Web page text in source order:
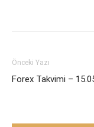
Önceki Yazı
Forex Takvimi –